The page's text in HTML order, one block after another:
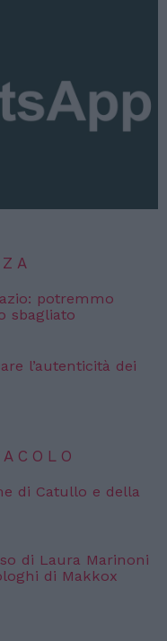
potremmo
sbagliato
l’autenticità dei
di Catullo e della
di Laura Marinoni
di Makkox